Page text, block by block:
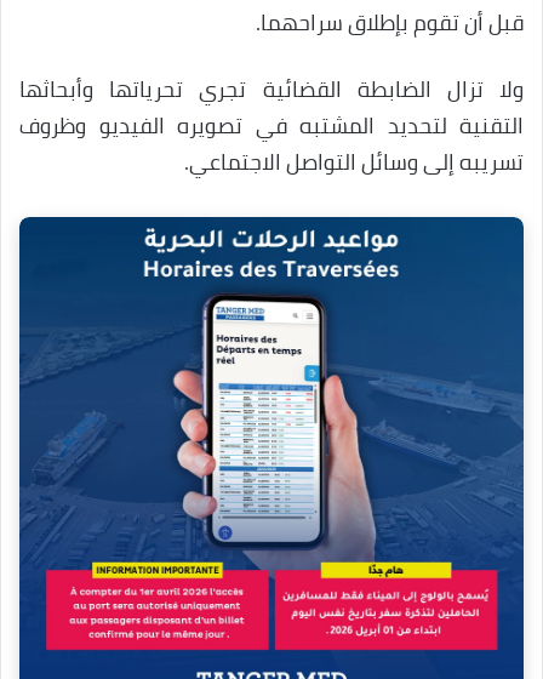
قبل أن تقوم بإطلاق سراحهما.
ولا تزال الضابطة القضائية تجري تحرياتها وأبحاثها
التقنية لتحديد المشتبه في تصويره الفيديو وظروف
تسريبه إلى وسائل التواصل الاجتماعي.